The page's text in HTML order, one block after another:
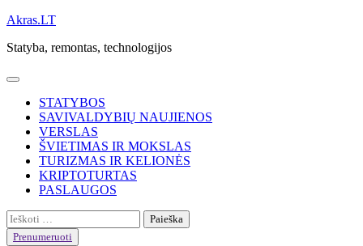
Skip
content
Akras.LT
Statyba, remontas, technologijos
STATYBOS
SAVIVALDYBIŲ NAUJIENOS
VERSLAS
ŠVIETIMAS IR MOKSLAS
TURIZMAS IR KELIONĖS
KRIPTOTURTAS
PASLAUGOS
Ieškoti:
Prenumeruoti